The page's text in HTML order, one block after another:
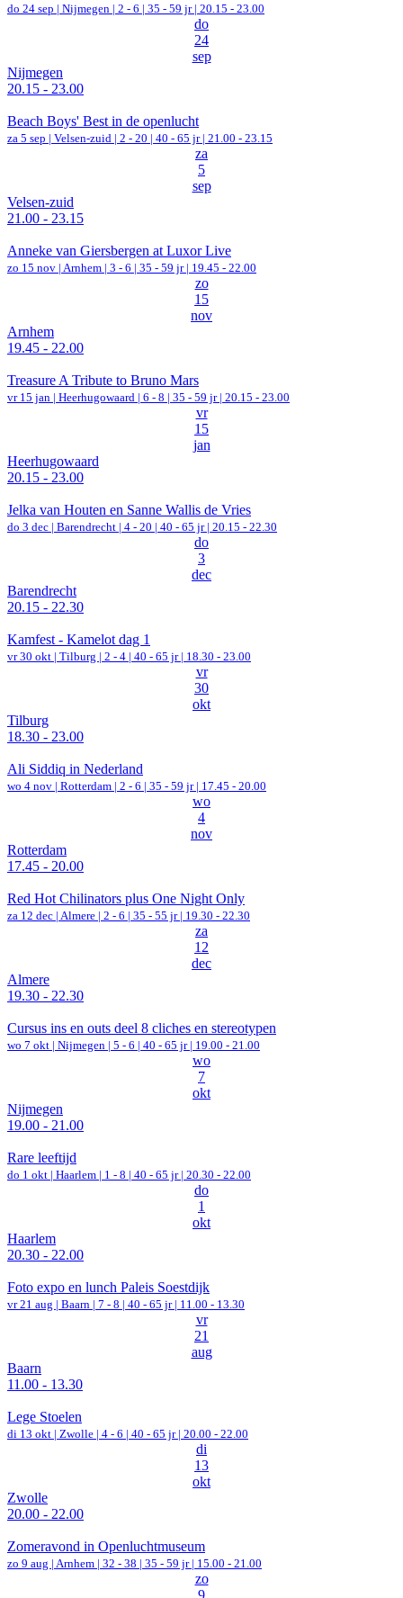
do 24 sep | Nijmegen | 2 - 6 | 35 - 59 jr | 20.15 - 23.00
do
24
sep
Nijmegen
20.15 - 23.00
Beach Boys' Best in de openlucht
za 5 sep | Velsen-zuid | 2 - 20 | 40 - 65 jr | 21.00 - 23.15
za
5
sep
Velsen-zuid
21.00 - 23.15
Anneke van Giersbergen at Luxor Live
zo 15 nov | Arnhem | 3 - 6 | 35 - 59 jr | 19.45 - 22.00
zo
15
nov
Arnhem
19.45 - 22.00
Treasure A Tribute to Bruno Mars
vr 15 jan | Heerhugowaard | 6 - 8 | 35 - 59 jr | 20.15 - 23.00
vr
15
jan
Heerhugowaard
20.15 - 23.00
Jelka van Houten en Sanne Wallis de Vries
do 3 dec | Barendrecht | 4 - 20 | 40 - 65 jr | 20.15 - 22.30
do
3
dec
Barendrecht
20.15 - 22.30
Kamfest - Kamelot dag 1
vr 30 okt | Tilburg | 2 - 4 | 40 - 65 jr | 18.30 - 23.00
vr
30
okt
Tilburg
18.30 - 23.00
Ali Siddiq in Nederland
wo 4 nov | Rotterdam | 2 - 6 | 35 - 59 jr | 17.45 - 20.00
wo
4
nov
Rotterdam
17.45 - 20.00
Red Hot Chilinators plus One Night Only
za 12 dec | Almere | 2 - 6 | 35 - 55 jr | 19.30 - 22.30
za
12
dec
Almere
19.30 - 22.30
Cursus ins en outs deel 8 cliches en stereotypen
wo 7 okt | Nijmegen | 5 - 6 | 40 - 65 jr | 19.00 - 21.00
wo
7
okt
Nijmegen
19.00 - 21.00
Rare leeftijd
do 1 okt | Haarlem | 1 - 8 | 40 - 65 jr | 20.30 - 22.00
do
1
okt
Haarlem
20.30 - 22.00
Foto expo en lunch Paleis Soestdijk
vr 21 aug | Baarn | 7 - 8 | 40 - 65 jr | 11.00 - 13.30
vr
21
aug
Baarn
11.00 - 13.30
Lege Stoelen
di 13 okt | Zwolle | 4 - 6 | 40 - 65 jr | 20.00 - 22.00
di
13
okt
Zwolle
20.00 - 22.00
Zomeravond in Openluchtmuseum
zo 9 aug | Arnhem | 32 - 38 | 35 - 59 jr | 15.00 - 21.00
zo
9